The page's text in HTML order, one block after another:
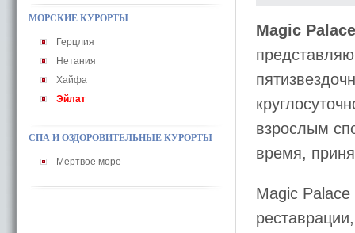
МОРСКИЕ КУРОРТЫ
Герцлия
Нетания
Хайфа
Эйлат
СПА И ОЗДОРОВИТЕЛЬНЫЕ КУРОРТЫ
Мертвое море
Magic
взрослым
время,
Magic Palace